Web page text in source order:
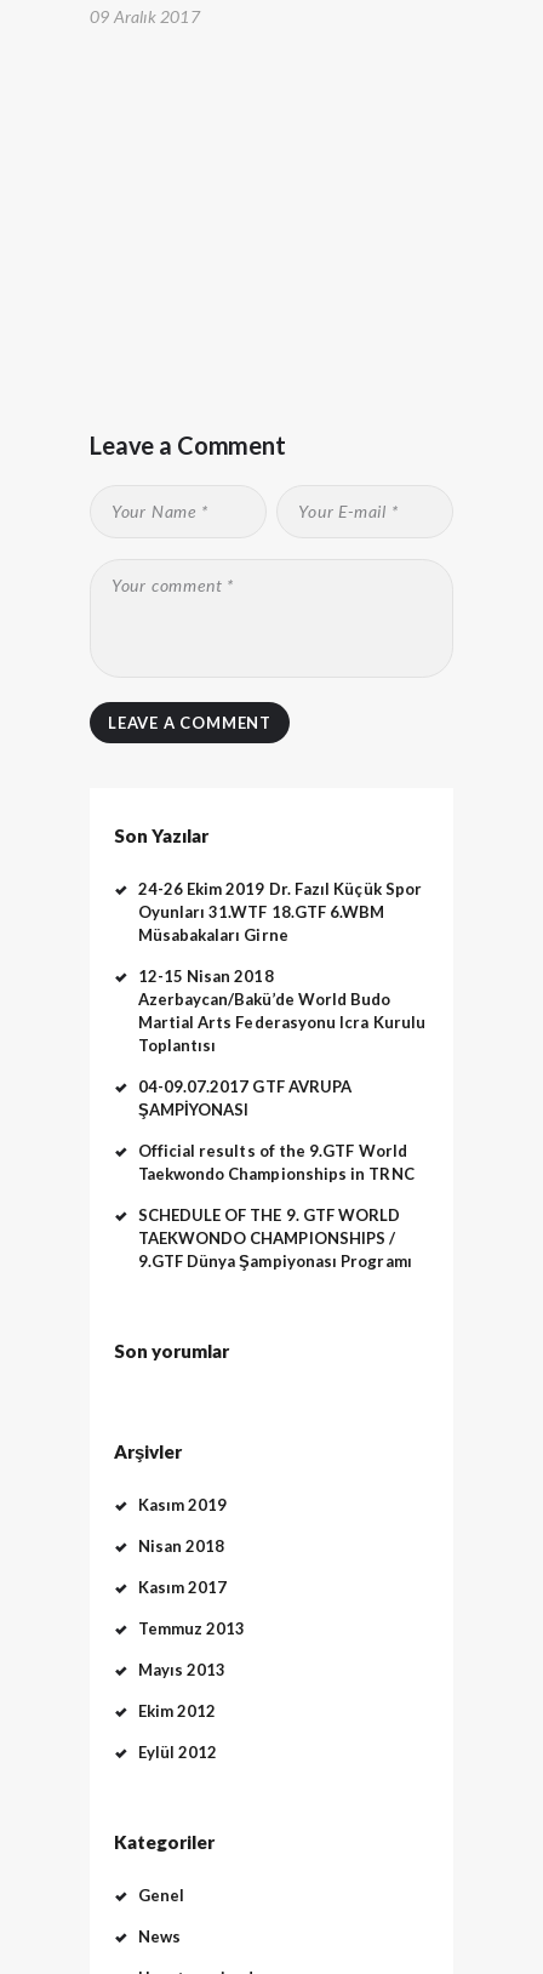
09 Aralık 2017
Leave a Comment
Son Yazılar
24-26 Ekim 2019 Dr. Fazıl Küçük Spor
Oyunları 31.WTF 18.GTF 6.WBM
Müsabakaları Girne
12-15 Nisan 2018
Azerbaycan/Bakü’de World Budo
Martial Arts Federasyonu Icra Kurulu
Toplantısı
04-09.07.2017 GTF AVRUPA
ŞAMPİYONASI
Official results of the 9.GTF World
Taekwondo Championships in TRNC
SCHEDULE OF THE 9. GTF WORLD
TAEKWONDO CHAMPIONSHIPS /
9.GTF Dünya Şampiyonası Programı
Son yorumlar
Arşivler
Kasım 2019
Nisan 2018
Kasım 2017
Temmuz 2013
Mayıs 2013
Ekim 2012
Eylül 2012
Kategoriler
Genel
News